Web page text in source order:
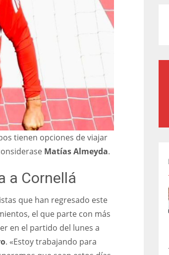
tienen opciones de viajar
Matías Almeyda.
a Cornellá
que han regresado este
el que parte con más
en el partido del lunes a
. «Estoy trabajando para